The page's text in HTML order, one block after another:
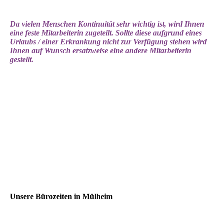
Da vielen Menschen Kontinuität sehr wichtig ist, wird Ihnen
eine feste Mitarbeiterin zugeteilt. Sollte diese aufgrund eines
Urlaubs / einer Erkrankung nicht zur Verfügung stehen wird
Ihnen auf Wunsch ersatzweise eine andere Mitarbeiterin
gestellt.
Unsere Bürozeiten in Mülheim